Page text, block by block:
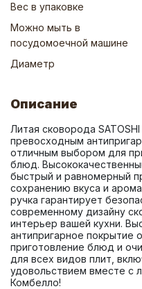
Вес в упаковке
Можно мыть в
посудомоечной машине
Диаметр
Описание
Литая сковорода
превосходным
отличным выбором для
блюд.
быстрый и равномерный
сохранению вкуса и
ручка гарантирует
современному дизайну
интерьер вашей кухни.
антипригарное покрытие
приготовление блюд и
для всех видов плит,
удовольствием вместе с
Комбелло!